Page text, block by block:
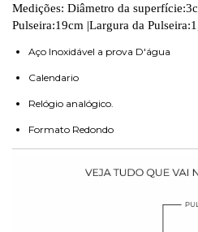
Medições: Diâmetro da
Pulseira:19cm |Largura da
Aço Inoxidável a prova D'água
Calendario
Relógio analógico.
Formato Redondo